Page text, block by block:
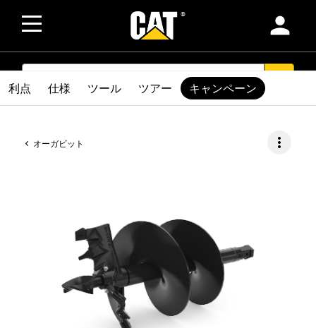
person
SEARCH
オーガビット more_vert
利点 仕様 ツール ツアー キャンペーン